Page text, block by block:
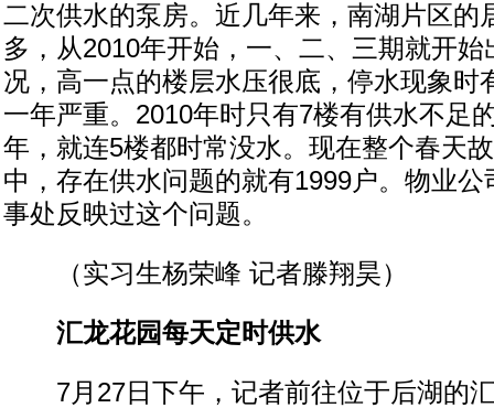
二次供水的泵房。近几年来，南湖片区的
多，从2010年开始，一、二、三期就开
况，高一点的楼层水压很底，停水现象时
一年严重。2010年时只有7楼有供水不足
年，就连5楼都时常没水。现在整个春天
中，存在供水问题的就有1999户。物业
事处反映过这个问题。
（实习生杨荣峰 记者滕翔昊）
汇龙花园每天定时供水
7月27日下午，记者前往位于后湖的